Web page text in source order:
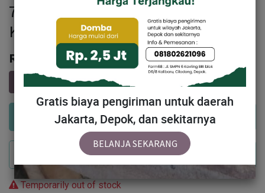
73 - Domba Dugul Standar (20 - 25
Kg)
Rp 2,607,000
Add to Cart
Buy Now
Temporarily out of stock
Gratis biaya pengiriman untuk daerah
Jakarta, Depok, dan sekitarnya
BELANJA SEKARANG